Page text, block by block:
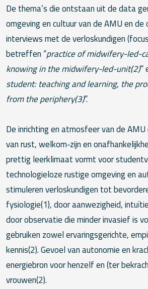
De thema’s die ontstaan uit de data
omgeving en cultuur van de AMU en
interviews met de verloskundigen
betreffen “practice of midwifery-led-
knowing in the midwifery-led-unit(2)”
student: teaching and learning, the
from the periphery(3)”.
De inrichting en atmosfeer van de
van rust, welkom-zijn en
prettig leerklimaat vormt voor
technologieloze rustige omgeving en
stimuleren verloskundigen tot
fysiologie(1), door aanwezigheid,
door observatie die minder invasief is
gebruiken zowel ervaringsgerichte,
kennis(2). Gevoel van autonomie en
energiebron voor henzelf en (ter
vrouwen(2).